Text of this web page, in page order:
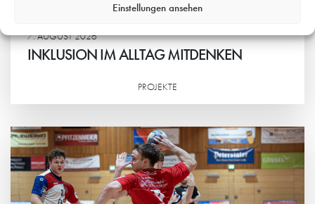
Einstellungen ansehen
7. AUGUST 2026
INKLUSION IM ALLTAG MITDENKEN
PROJEKTE